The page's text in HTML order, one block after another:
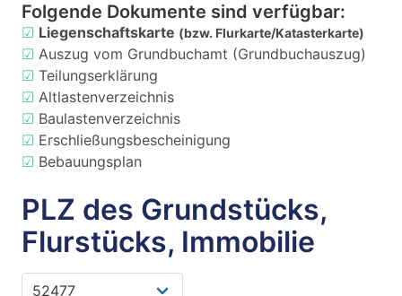
Folgende Dokumente sind verfügbar:
☑ Liegenschaftskarte (bzw. Flurkarte/Katasterkarte)
☑ Auszug vom Grundbuchamt (Grundbuchauszug)
☑ Teilungserklärung
☑ Altlastenverzeichnis
☑ Baulastenverzeichnis
☑ Erschließungsbescheinigung
☑ Bebauungsplan
PLZ des Grundstücks,
Flurstücks, Immobilie